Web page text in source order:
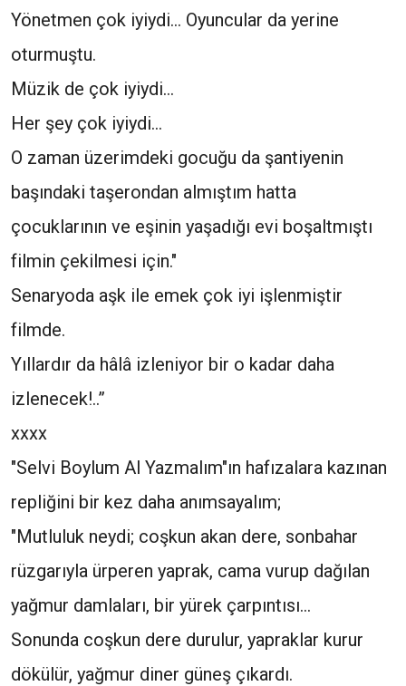
Yönetmen çok iyiydi... Oyuncular da yerine
oturmuştu.
Müzik de çok iyiydi...
Her şey çok iyiydi...
O zaman üzerimdeki gocuğu da şantiyenin
başındaki taşerondan almıştım hatta
çocuklarının ve eşinin yaşadığı evi boşaltmıştı
filmin çekilmesi için."
Senaryoda aşk ile emek çok iyi işlenmiştir
filmde.
Yıllardır da hâlâ izleniyor bir o kadar daha
izlenecek!..”
xxxx
"Selvi Boylum Al Yazmalım"ın hafızalara kazınan
repliğini bir kez daha anımsayalım;
"Mutluluk neydi; coşkun akan dere, sonbahar
rüzgarıyla ürperen yaprak, cama vurup dağılan
yağmur damlaları, bir yürek çarpıntısı...
Sonunda coşkun dere durulur, yapraklar kurur
dökülür, yağmur diner güneş çıkardı.